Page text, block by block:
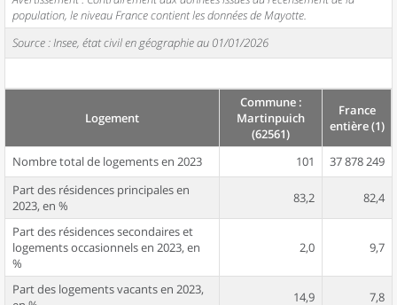
population, le niveau France contient les données de Mayotte.
Source : Insee, état civil en géographie au 01/01/2026
Logement
Commune :
Martinpuich
(62561)
France
entière (1)
Nombre total de logements en 2023 101
37 878 249
Part des résidences principales en
2023, en %
83,2 82,4
Part des résidences secondaires et
logements occasionnels en 2023, en
%
2,0 9,7
Part des logements vacants en 2023,
14,9 7,8